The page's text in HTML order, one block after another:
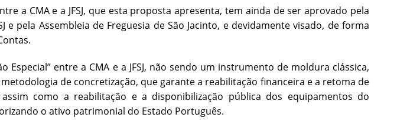
a CMA e a JFSJ, que esta proposta apresenta, tem ainda de ser aprovado pela
e pela Assembleia de Freguesia de São Jacinto, e devidamente visado, de forma
Especial” entre a CMA e a JFSJ, não sendo um instrumento de moldura clássica,
de concretização, que garante a reabilitação financeira e a retoma de
como a reabilitação e a disponibilização pública dos equipamentos do
o ativo patrimonial do Estado Português.